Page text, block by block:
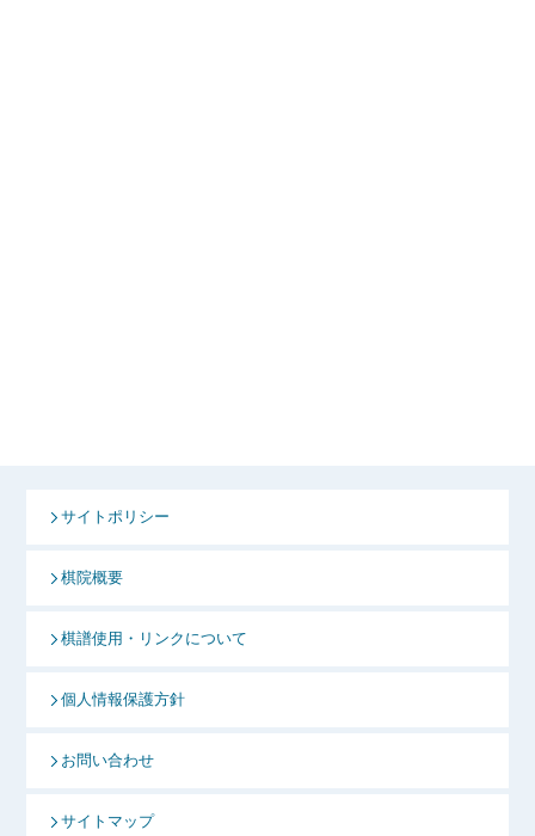
サイトポリシー
棋院概要
棋譜使用・リンクについて
個人情報保護方針
お問い合わせ
サイトマップ